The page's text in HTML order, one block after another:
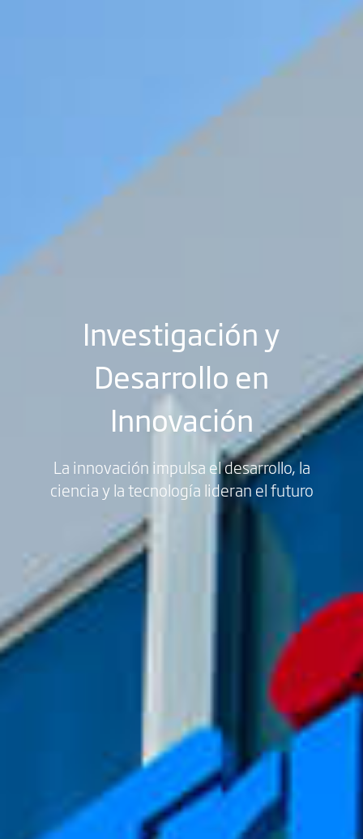
Investigación y
Desarrollo en
Innovación
La innovación impulsa el desarrollo, la
ciencia y la tecnología lideran el futuro